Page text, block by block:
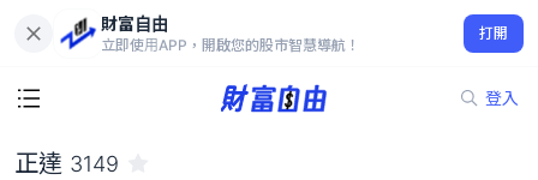
財富自由
立即使用APP，開啟您的股市智慧導航！
打開
登入
62.80
-0.47%
正達 3149